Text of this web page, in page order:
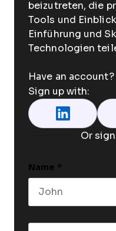
beizutreten, die
Tools und
Einführung und
Technologien
Have an account?
Sign up with:
Or
Name *